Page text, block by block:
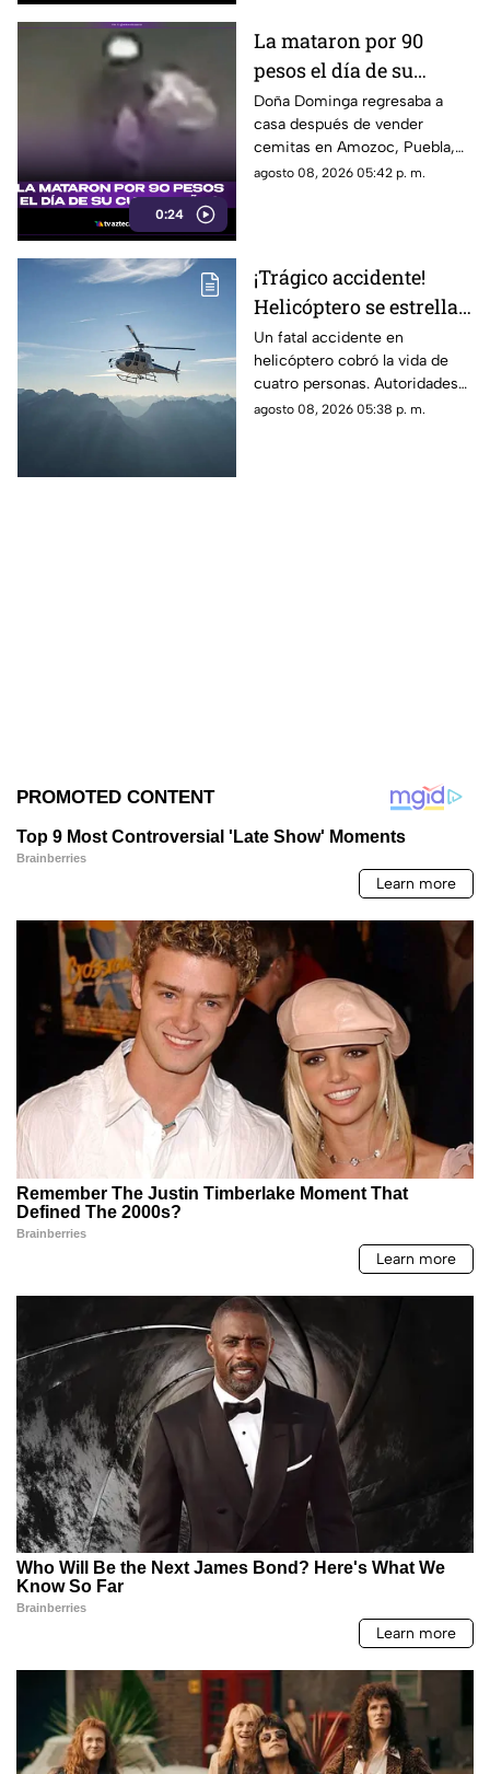
0:24
La mataron por 90
pesos el día de su
cumpleaños; Este es el
caso de Doña Dominga
Doña Dominga regresaba a
casa después de vender
cemitas en Amozoc, Puebla,
cuando presuntamente un
agosto 08, 2026 05:42 p. m.
¡Trágico accidente!
Helicóptero se estrella
en zona boscosa y
mueren cuatro
personas
Un fatal accidente en
helicóptero cobró la vida de
cuatro personas. Autoridades
confirmaron que la aeronave
agosto 08, 2026 05:38 p. m.